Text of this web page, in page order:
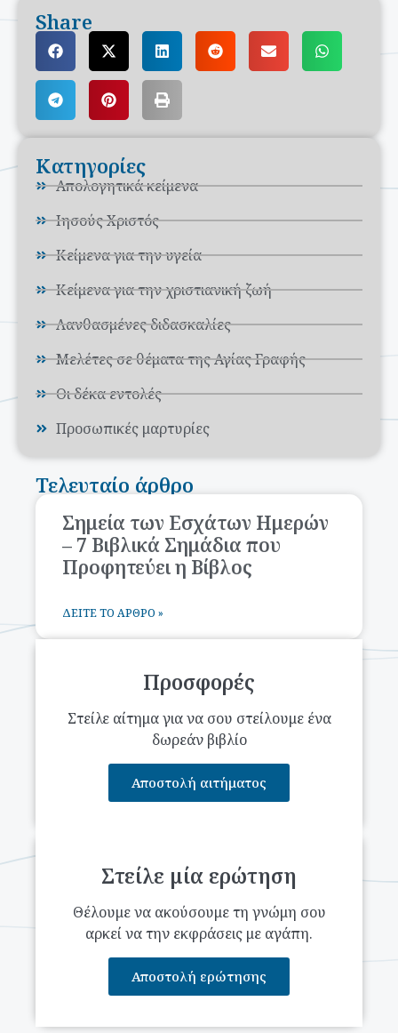
Share
Κατηγορίες
Απολογητικά κείμενα
Ιησούς Χριστός
Κείμενα για την υγεία
Κείμενα για την χριστιανική ζωή
Λανθασμένες διδασκαλίες
Μελέτες σε θέματα της Αγίας Γραφής
Οι δέκα εντολές
Προσωπικές μαρτυρίες
Τελευταίο άρθρο
Σημεία των Εσχάτων Ημερών
– 7 Βιβλικά Σημάδια που
Προφητεύει η Βίβλος
ΔΕΊΤΕ ΤΟ ΆΡΘΡΟ »
Προσφορές
Στείλε αίτημα για να σου στείλουμε ένα
δωρεάν βιβλίο
Αποστολή αιτήματος
Στείλε μία ερώτηση
Θέλουμε να ακούσουμε τη γνώμη σου
αρκεί να την εκφράσεις με αγάπη.
Αποστολή ερώτησης